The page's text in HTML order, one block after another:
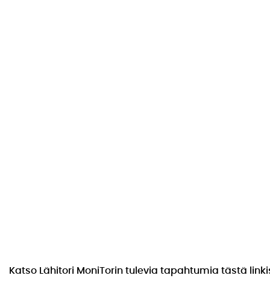
Katso Lähitori MoniTorin tulevia tapahtumia tästä